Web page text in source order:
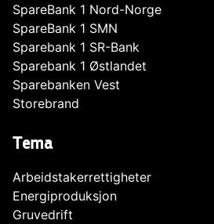
SpareBank 1 Nord-Norge
SpareBank 1 SMN
Sparebank 1 SR-Bank
Sparebank 1 Østlandet
Sparebanken Vest
Storebrand
Tema
Arbeidstakerrettigheter
Energiproduksjon
Gruvedrift